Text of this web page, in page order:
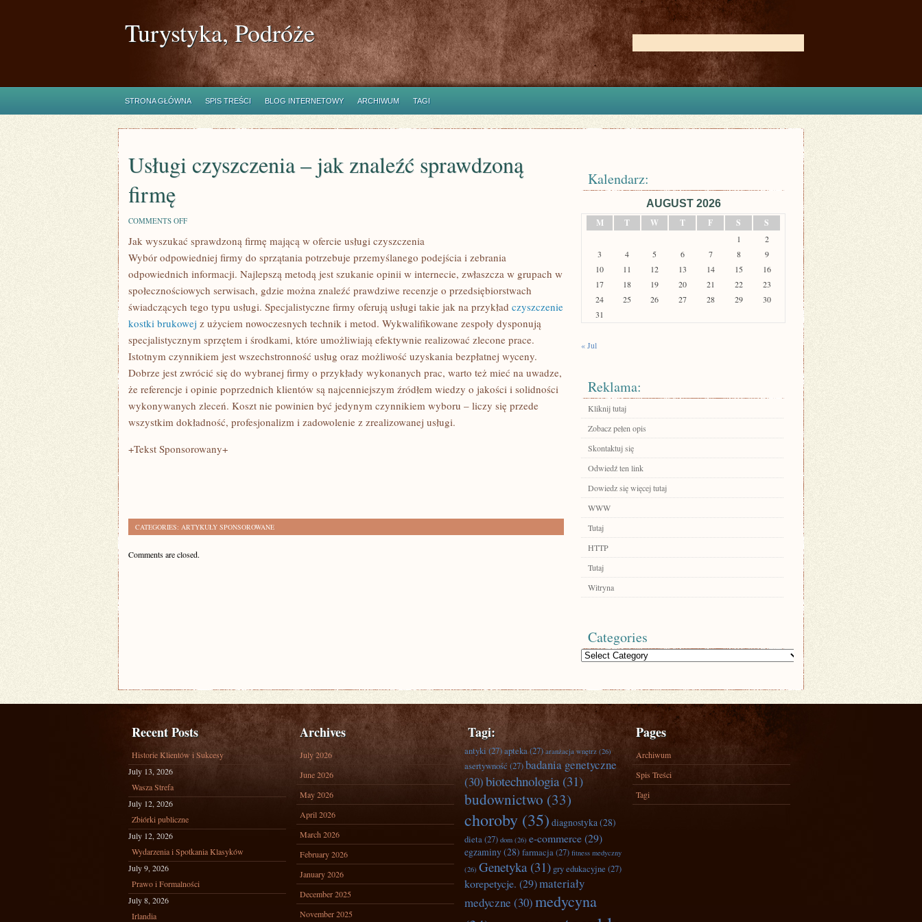
Turystyka, Podróże
STRONA GŁÓWNA SPIS TREŚCI BLOG INTERNETOWY ARCHIWUM TAGI
Usługi czyszczenia – jak znaleźć sprawdzoną
firmę
COMMENTS OFFON
CZYSZCZENIA
JAK
ZNALEŹĆ
SPRAWDZONĄ
FIRMĘ
Jak wyszukać sprawdzoną firmę mającą w ofercie usługi czyszczenia
Wybór odpowiedniej firmy do sprzątania potrzebuje przemyślanego podejścia i zebrania
odpowiednich informacji. Najlepszą metodą jest szukanie opinii w internecie, zwłaszcza w grupach w
społecznościowych serwisach, gdzie można znaleźć prawdziwe recenzje o przedsiębiorstwach
świadczących tego typu usługi. Specjalistyczne firmy oferują usługi takie jak na przykład czyszczenie
kostki brukowej z użyciem nowoczesnych technik i metod. Wykwalifikowane zespoły dysponują
specjalistycznym sprzętem i środkami, które umożliwiają efektywnie realizować zlecone prace.
Istotnym czynnikiem jest wszechstronność usług oraz możliwość uzyskania bezpłatnej wyceny.
Dobrze jest zwrócić się do wybranej firmy o przykłady wykonanych prac, warto też mieć na uwadze,
że referencje i opinie poprzednich klientów są najcenniejszym źródłem wiedzy o jakości i solidności
wykonywanych zleceń. Koszt nie powinien być jedynym czynnikiem wyboru – liczy się przede
wszystkim dokładność, profesjonalizm i zadowolenie z zrealizowanej usługi.
+Tekst Sponsorowany+
CATEGORIES: ARTYKUŁY SPONSOROWANE
Comments are closed.
Kalendarz:
AUGUST 2026
M
T W T F S S
1
2
3
4 5 6 7 8
9
10
11 12 13 14 15
16
17
18 19 20 21 22
23
24
25 26 27 28 29
30
31
« Jul
Reklama:
Kliknij tutaj
Zobacz pełen opis
Skontaktuj się
Odwiedź ten link
Dowiedz się więcej tutaj
WWW
Tutaj
HTTP
Tutaj
Witryna
Categories
Categories
Recent Posts
Historie Klientów i Sukcesy
July 13, 2026
Wasza Strefa
July 12, 2026
Zbiórki publiczne
July 12, 2026
Wydarzenia i Spotkania Klasyków
July 9, 2026
Prawo i Formalności
July 8, 2026
Irlandia
Archives
July 2026
June 2026
May 2026
April 2026
March 2026
February 2026
January 2026
December 2025
November 2025
Tagi:
antyki(27)apteka(27) aranżacja wnętrz (26)
asertywność (27)badania genetyczne
(30)biotechnologia(31)
budownictwo (33)
choroby (35) diagnostyka(28)
dieta(27) dom (26) e-commerce(29)
egzaminy(28) farmacja(27) fitness medyczny
(26) Genetyka(31) gry edukacyjne (27)
korepetycje. (29)materiały
medyczne (30)medycyna
Pages
Archiwum
Spis Treści
Tagi